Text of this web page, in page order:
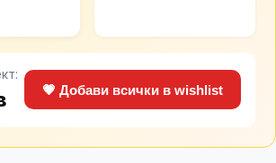
средно
разстояние.
💗 Добави всички в wishlist